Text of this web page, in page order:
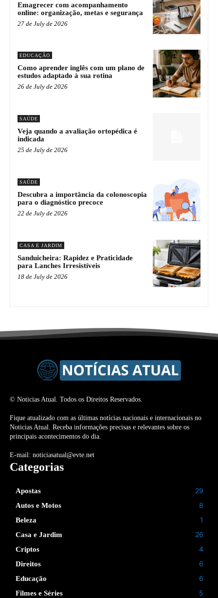
Emagrecer com acompanhamento
online: organização, metas e segurança
27 de July de 2026
EDUCAÇÃO
Como aprender inglês com um plano de
estudos adaptado à sua rotina
26 de July de 2026
SAÚDE
Veja quando a avaliação ortopédica é
indicada
25 de July de 2026
SAÚDE
Descubra a importância da colonoscopia
para o diagnóstico precoce
22 de July de 2026
CASA E JARDIM
Sanduicheira: Rapidez e Praticidade
para Lanches Irresistíveis
18 de July de 2026
© Noticias Atual. Todos os Direitos Reservados.
Fique atualizado com as últimas notícias nacionais e internacionais no
Noticias Atual. Receba informações precisas e relevantes sobre os
principais acontecimentos do dia.
E-mail: noticiasatual@evte.net
Categorias
Apostas 29
Autos e Motos 8
Beleza 1
Casa e Jardim 26
Criptos 4
Direitos 6
Educação 6
Filmes e Séries 5